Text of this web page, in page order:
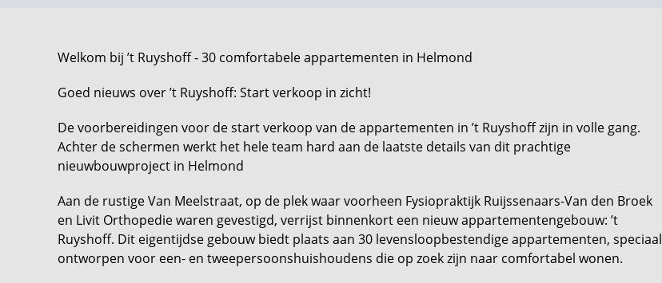
Welkom bij ’t Ruyshoff - 30 comfortabele appartementen in Helmond
Goed nieuws over ’t Ruyshoff: Start verkoop in zicht!
De voorbereidingen voor de start verkoop van de appartementen in ’t Ruyshoff zijn in volle gang.
Achter de schermen werkt het hele team hard aan de laatste details van dit prachtige
nieuwbouwproject in Helmond
Aan de rustige Van Meelstraat, op de plek waar voorheen Fysiopraktijk Ruijssenaars-Van den Broek
en Livit Orthopedie waren gevestigd, verrijst binnenkort een nieuw appartementengebouw: ’t
Ruyshoff. Dit eigentijdse gebouw biedt plaats aan 30 levensloopbestendige appartementen, speciaal
ontworpen voor een- en tweepersoonshuishoudens die op zoek zijn naar comfortabel wonen.